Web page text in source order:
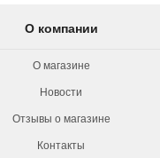
О компании
О магазине
Новости
Отзывы о магазине
Контакты